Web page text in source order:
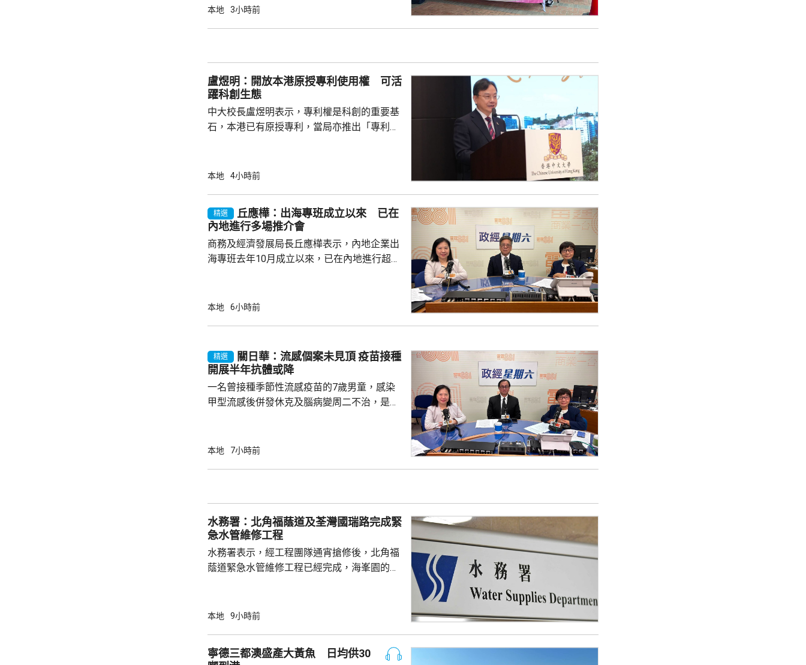
並保持與持份者溝通。 國際家政服務業持續發
時最低工資為5100元，不過連同免費住宿、水
電煤及膳食等費用，僱主每月實...
本地 3小時前
盧煜明：開放本港原授專利使用權 可活
躍科創生態
中大校長盧煜明表示，專利權是科創的重要基
石，本港已有原授專利，當局亦推出「專利
使用，相信會有更多人來港申請專利，活躍本
產出獨角獸企業，必須依賴其他市場，例如大
灣區，及解決專利權方面弱點。盧煜明表示，
中大亦將把握北都帶來的機遇，已向政府提...
本地 4小時前
精選
丘應樺：出海專班成立以來 已在
內地進行多場推介會
商務及經濟發展局長丘應樺表示，內地企業出
海專班去年10月成立以來，已在內地進行超過
時，亦已帶同內地及香港企業隨團，簽訂96份
先將企業「引進來」，鼓勵在香港先成立地區
總部或公司，並在香港作籌融資，相信對香港
整體經濟有幫助，他下周出訪馬來...
本地 6小時前
精選
關日華：流感個案未見頂 疫苗接種
開展半年抗體或降
一名曾接種季節性流感疫苗的7歲男童，感染
甲型流感後併發休克及腦病變周二不治，是本
系名譽臨床副教授關日華認為是個別事件，形
問題，令免疫力減弱。 衞生防護中心指截至7
月底，錄得12名兒童流感引發嚴重併發症...
本地 7小時前
水務署：北角福蔭道及荃灣國瑞路完成緊
急水管維修工程
水務署表示，經工程團隊通宵搶修後，北角福
蔭道緊急水管維修工程已經完成，海峯園的食
應於凌晨4時起陸續恢復正常。
本地 9小時前
寧德三都澳盛產大黃魚 日均供30